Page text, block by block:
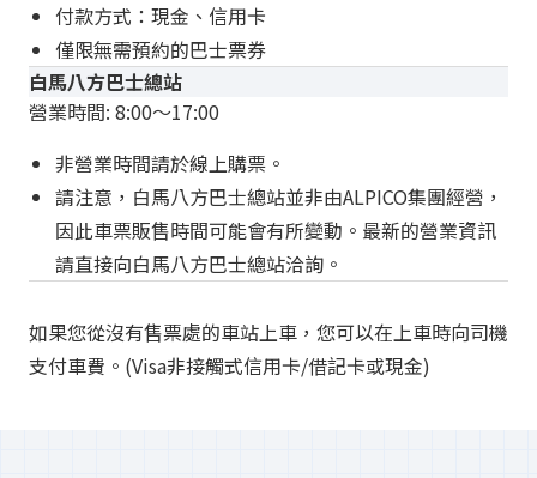
付款方式：現金、信用卡
僅限無需預約的巴士票券
白馬八方巴士總站
營業時間: 8:00〜17:00
非營業時間請於線上購票。
請注意，白馬八方巴士總站並非由ALPICO集團經營，
因此車票販售時間可能會有所變動。最新的營業資訊
請直接向白馬八方巴士總站洽詢。
如果您從沒有售票處的車站上車，您可以在上車時向司機
支付車費。(Visa非接觸式信用卡/借記卡或現金)